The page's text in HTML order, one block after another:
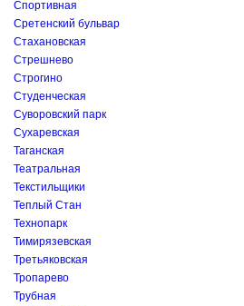
Спортивная
Сретенский бульвар
Стахановская
Стрешнево
Строгино
Студенческая
Суворовский парк
Сухаревская
Таганская
Театральная
Текстильщики
Теплый Стан
Технопарк
Тимирязевская
Третьяковская
Тропарево
Трубная